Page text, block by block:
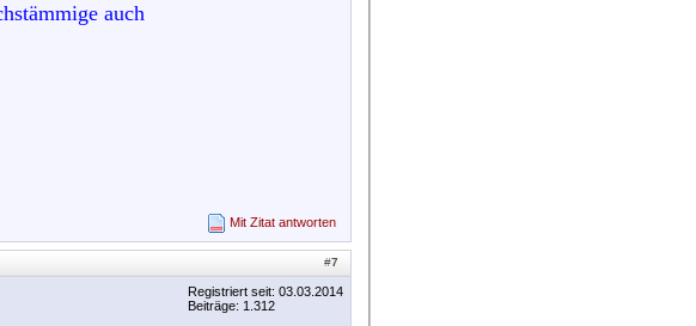
auch
Mit Zitat antworten
#7
Registriert seit: 03.03.2014
Beiträge: 1.312